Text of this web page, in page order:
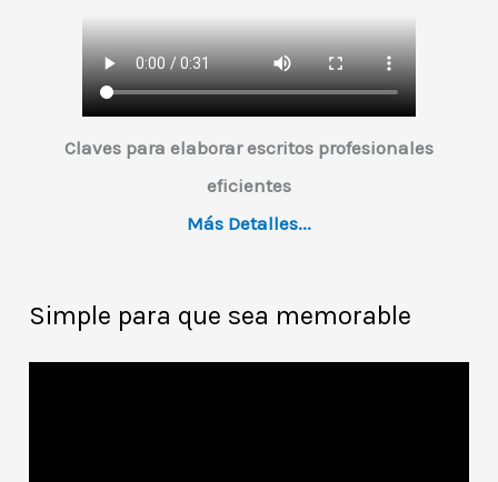
Claves para elaborar escritos profesionales
eficientes
Más Detalles...
Simple para que sea memorable